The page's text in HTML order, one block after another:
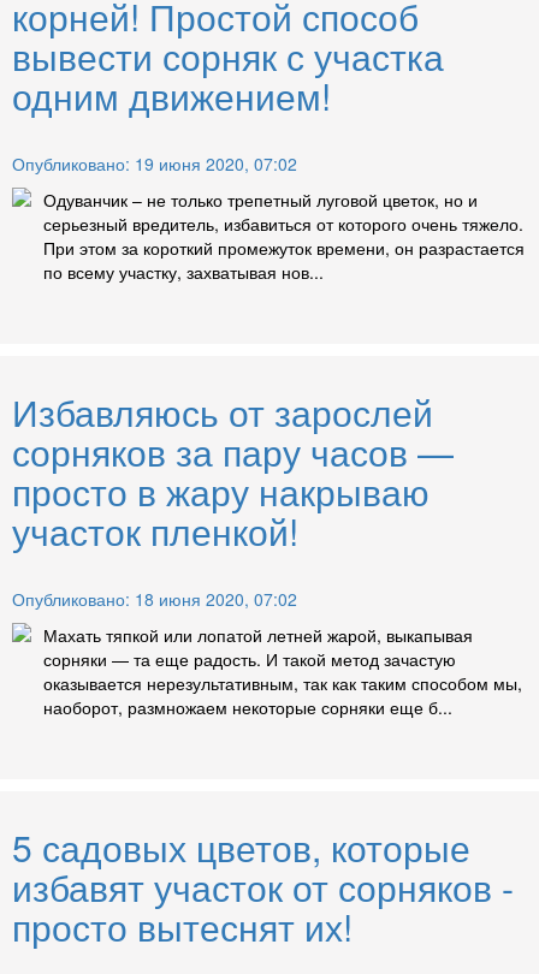
корней! Простой способ
вывести сорняк с участка
одним движением!
Опубликовано: 19 июня 2020, 07:02
Одуванчик – не только трепетный луговой цветок, но и
серьезный вредитель, избавиться от которого очень тяжело.
При этом за короткий промежуток времени, он разрастается
по всему участку, захватывая нов...
Избавляюсь от зарослей
сорняков за пару часов —
просто в жару накрываю
участок пленкой!
Опубликовано: 18 июня 2020, 07:02
Махать тяпкой или лопатой летней жарой, выкапывая
сорняки — та еще радость. И такой метод зачастую
оказывается нерезультативным, так как таким способом мы,
наоборот, размножаем некоторые сорняки еще б...
5 садовых цветов, которые
избавят участок от сорняков -
просто вытеснят их!